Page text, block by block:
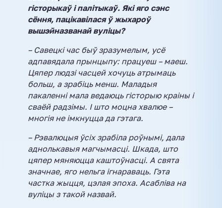
гісторыкаў і палітыкаў. Які яго сэнс
сёння, пацікавілася ў жыхароў
вышэйназванай вуліцы?
– Савецкі час быў зразумелым, усё
адпавядала прынцыпу: працуеш – маеш.
Цяпер людзі часцей хочуць атрымаць
больш, а зрабіць менш. Маладыя
пакаленні мала ведаюць гісторыю краіны і
сваёй радзімы. І што моцна хвалюе –
многія не імкнуцца да гэтага.
– Рэвалюцыя ўсіх зрабіла роўнымі, дала
аднолькавыя магчымасці. Шкада, што
цяпер мяняюцца каштоўнасці. А свята
значнае, яго нельга ігнараваць. Гэта
частка жыцця, цэлая эпоха. Асабліва на
вуліцы з такой назвай.